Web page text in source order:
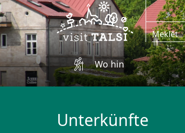
Zum Hauptinhalt springen
Wo hin
Unterkünfte